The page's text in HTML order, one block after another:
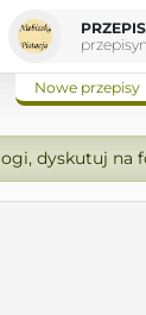
Nowe przepisy
dyskutuj na